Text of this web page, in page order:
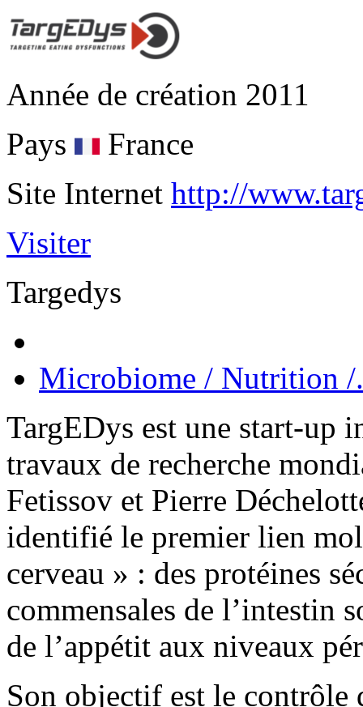
Année de création 2011
Pays
France
Site Internet http://
Visiter
Targedys
Microbiome / Nutrition /
TargEDys est une start-up
travaux de recherche
Fetissov et Pierre
identifié le premier lien
cerveau » : des protéines
commensales de l’intestin
de l’appétit aux niveaux
Son objectif est le contrôle